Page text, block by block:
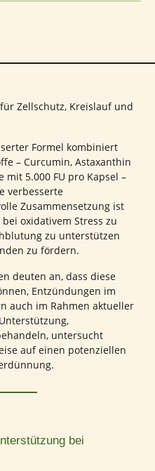
Zellschutz, Kreislauf und
Formel kombiniert
– Curcumin, Astaxanthin
5.000 FU pro Kapsel –
verbesserte
Zusammensetzung ist
oxidativem Stress zu
zu unterstützen
zu fördern.
deuten an, dass diese
Entzündungen im
auch im Rahmen aktueller
untersucht
auf einen potenziellen
bei